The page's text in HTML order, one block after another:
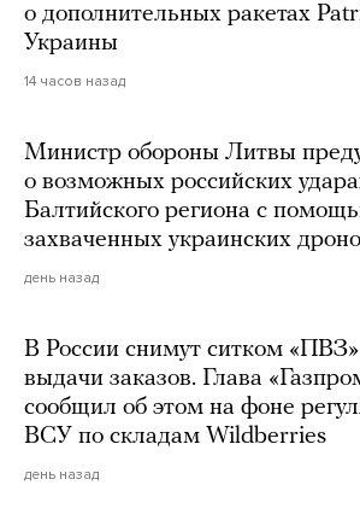
о дополнительных ракетах
Украины
14 часов назад
Министр обороны Литвы
о возможных российских
Балтийского региона с
захваченных украинских
день назад
В России снимут ситком «ПВЗ»
выдачи заказов. Глава
сообщил об этом на фоне
ВСУ по складам Wildberries
день назад